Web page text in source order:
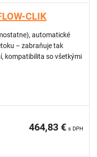
Overview (1 of 12)
CLIK
automatické
– zabraňuje tak
kompatibilita so všetkými
464,83 € s DPH